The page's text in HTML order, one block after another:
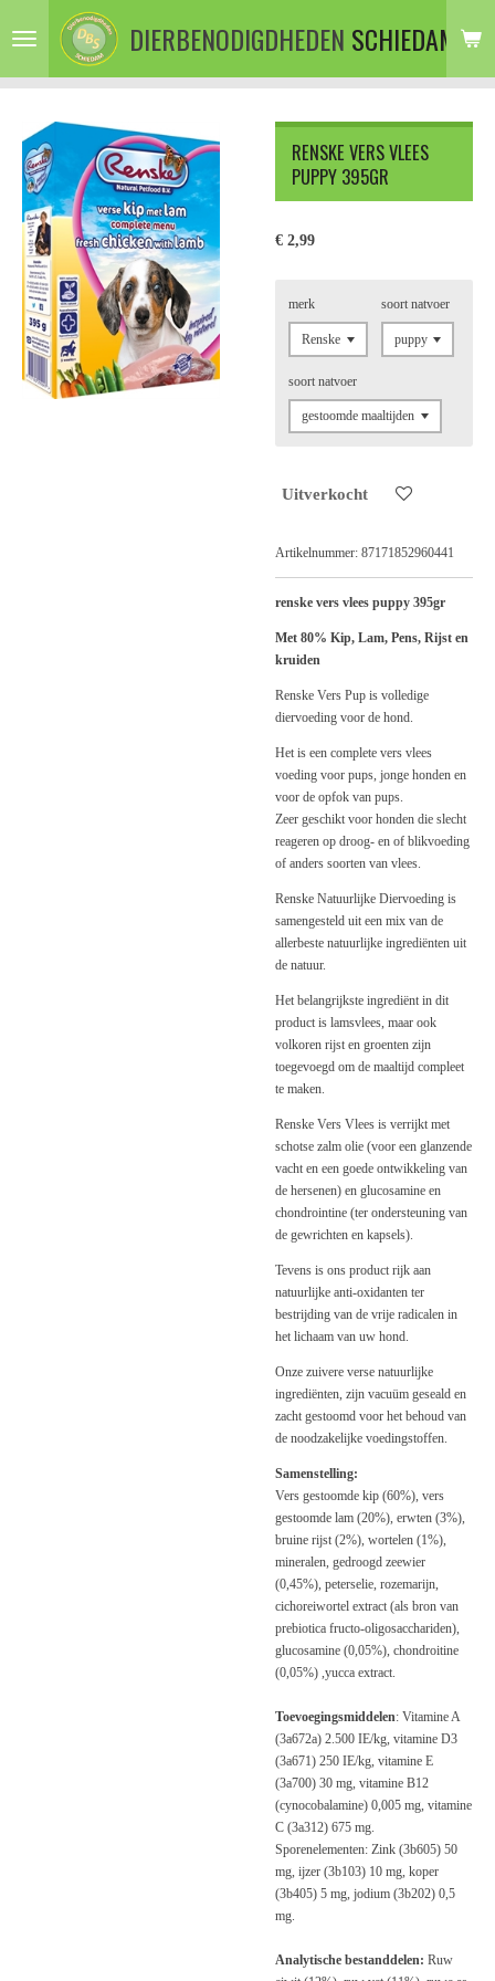
direct
de
DIERBENODIGDHEDEN SCHIEDAM
RENSKE VERS VLEES
PUPPY 395GR
€ 2,99
merk soort natvoer
soort natvoer
Uitverkocht
Artikelnummer: 87171852960441
renske vers vlees puppy 395gr
Met 80% Kip, Lam, Pens, Rijst en
kruiden
Renske Vers Pup is volledige
diervoeding voor de hond.
Het is een complete vers vlees
voeding voor pups, jonge honden en
voor de opfok van pups.
Zeer geschikt voor honden die slecht
reageren op droog- en of blikvoeding
of anders soorten van vlees.
Renske Natuurlijke Diervoeding is
samengesteld uit een mix van de
allerbeste natuurlijke ingrediënten uit
de natuur.
Het belangrijkste ingrediënt in dit
product is lamsvlees, maar ook
volkoren rijst en groenten zijn
toegevoegd om de maaltijd compleet
te maken.
Renske Vers Vlees is verrijkt met
schotse zalm olie (voor een glanzende
vacht en een goede ontwikkeling van
de hersenen) en glucosamine en
chondrointine (ter ondersteuning van
de gewrichten en kapsels).
Tevens is ons product rijk aan
natuurlijke anti-oxidanten ter
bestrijding van de vrije radicalen in
het lichaam van uw hond.
Onze zuivere verse natuurlijke
ingrediënten, zijn vacuüm geseald en
zacht gestoomd voor het behoud van
de noodzakelijke voedingstoffen.
Samenstelling:
Vers gestoomde kip (60%), vers
gestoomde lam (20%), erwten (3%),
bruine rijst (2%), wortelen (1%),
mineralen, gedroogd zeewier
(0,45%), peterselie, rozemarijn,
cichoreiwortel extract (als bron van
prebiotica fructo-oligosacchariden),
glucosamine (0,05%), chondroitine
(0,05%) ,yucca extract.
Toevoegingsmiddelen: Vitamine A
(3a672a) 2.500 IE/kg, vitamine D3
(3a671) 250 IE/kg, vitamine E
(3a700) 30 mg, vitamine B12
(cynocobalamine) 0,005 mg, vitamine
C (3a312) 675 mg.
Sporenelementen: Zink (3b605) 50
mg, ijzer (3b103) 10 mg, koper
(3b405) 5 mg, jodium (3b202) 0,5
mg.
Analytische bestanddelen: Ruw